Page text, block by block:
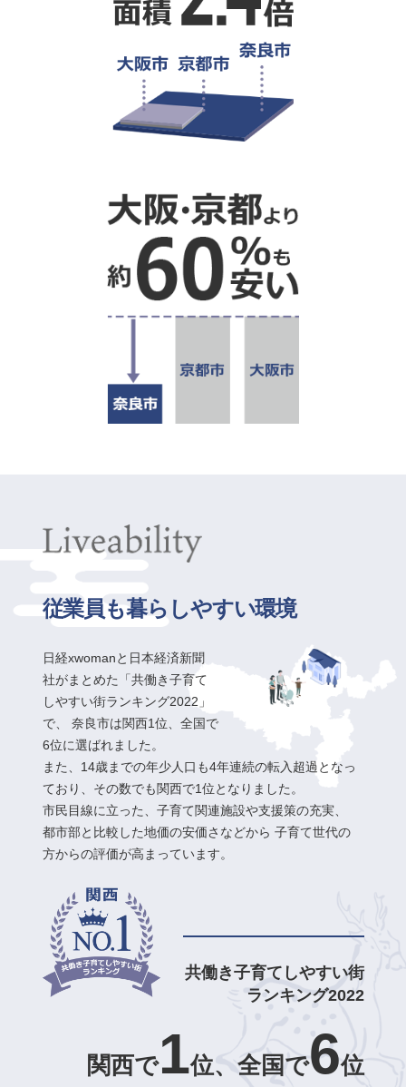
従業員も暮らしやすい環境
日経xwomanと日本経済新聞
社がまとめた「共働き子育て
しやすい街ランキング2022」
で、
奈良市は関西1位、全国で
6位に選ばれました。
また、14歳までの年少人口も4年連続の転入超過となっ
ており、その数でも関西で1位となりました。
市民目線に立った、子育て関連施設や支援策の充実、
都市部と比較した地価の安価さなどから 子育て世代の
方からの評価が高まっています。
共働き子育てしやすい街
ランキング2022
関西で1位、全国で6位